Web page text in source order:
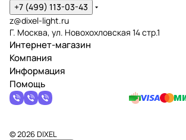
+7 (499) 113-03-43
z@dixel-light.ru
Г. Москва, ул. Новохохловская 14 стр.1
Интернет-магазин
Компания
Информация
Помощь
© 2026 DIXEL